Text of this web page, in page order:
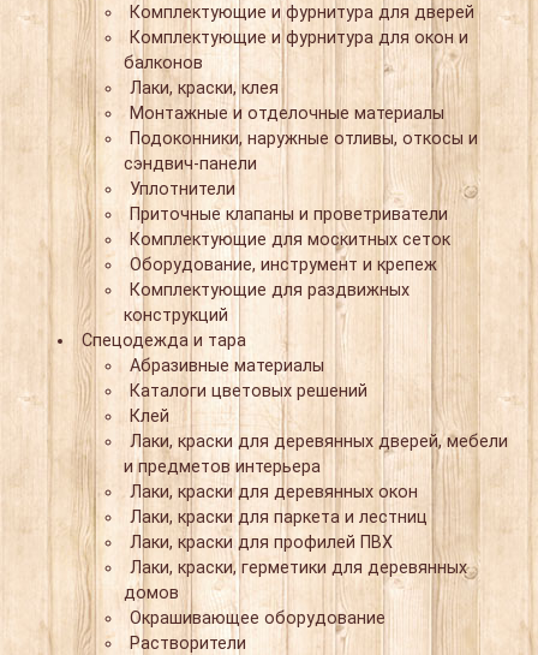
Комплектующие и фурнитура для дверей
Комплектующие и фурнитура для окон и
балконов
Лаки, краски, клея
Монтажные и отделочные материалы
Подоконники, наружные отливы, откосы и
сэндвич-панели
Уплотнители
Приточные клапаны и проветриватели
Комплектующие для москитных сеток
Оборудование, инструмент и крепеж
Комплектующие для раздвижных
конструкций
Спецодежда и тара
Абразивные материалы
Каталоги цветовых решений
Клей
Лаки, краски для деревянных дверей, мебели
и предметов интерьера
Лаки, краски для деревянных окон
Лаки, краски для паркета и лестниц
Лаки, краски для профилей ПВХ
Лаки, краски, герметики для деревянных
домов
Окрашивающее оборудование
Растворители